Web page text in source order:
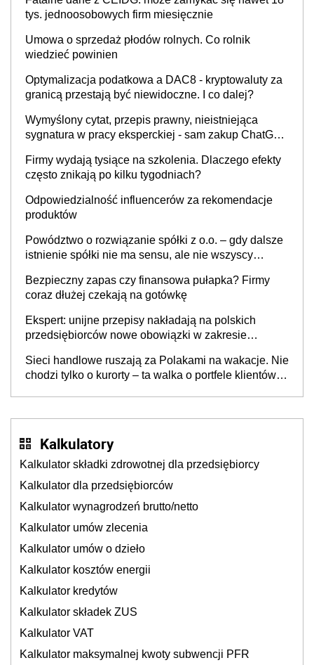
tys. jednoosobowych firm miesięcznie
Umowa o sprzedaż płodów rolnych. Co rolnik
wiedzieć powinien
Optymalizacja podatkowa a DAC8 - kryptowaluty za
granicą przestają być niewidoczne. I co dalej?
Wymyślony cytat, przepis prawny, nieistniejąca
sygnatura w pracy eksperckiej - sam zakup ChatGPT
Firmy wydają tysiące na szkolenia. Dlaczego efekty
często znikają po kilku tygodniach?
Odpowiedzialność influencerów za rekomendacje
produktów
Powództwo o rozwiązanie spółki z o.o. – gdy dalsze
istnienie spółki nie ma sensu, ale nie wszyscy
Bezpieczny zapas czy finansowa pułapka? Firmy
coraz dłużej czekają na gotówkę
Ekspert: unijne przepisy nakładają na polskich
przedsiębiorców nowe obowiązki w zakresie
Sieci handlowe ruszają za Polakami na wakacje. Nie
chodzi tylko o kurorty – ta walka o portfele klientów
Kalkulatory
Kalkulator składki zdrowotnej dla przedsiębiorcy
Kalkulator dla przedsiębiorców
Kalkulator wynagrodzeń brutto/netto
Kalkulator umów zlecenia
Kalkulator umów o dzieło
Kalkulator kosztów energii
Kalkulator kredytów
Kalkulator składek ZUS
Kalkulator VAT
Kalkulator maksymalnej kwoty subwencji PFR